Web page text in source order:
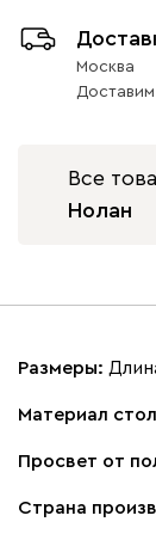
Москва
Доставим
Все
Нолан
Размеры:
Материал
Просвет от
Страна